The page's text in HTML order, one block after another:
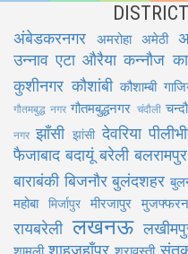
अंबेडकरनगर अमरोहा अमेठी
उन्नाव एटा औरैया कन्नौज
कुशीनगर कौशांबी कौशाम्बी
गौतमबुद्ध नगर गौतमबुद्धनगर चंदौली
नगर झाँसी झांसी देवरिया
फैजाबाद बदायूं बरेली बलरामपुर
बाराबंकी बिजनौर बुलंदशहर
महोबा मिर्जापुर मीरजापुर
रायबरेली लखनऊ
शामली शाहजहाँपुर श्रावस्ती